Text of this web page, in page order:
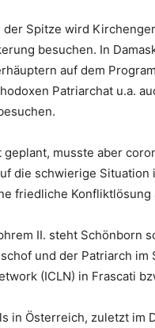
Spitze wird
besuchen. In
auf dem
Patriarchat u.a.
musste aber
die schwierige Situation
friedliche Konfliktlösung
II. steht Schönborn
und der Patriarch
(ICLN) in Frascati
in Österreich, zuletzt im